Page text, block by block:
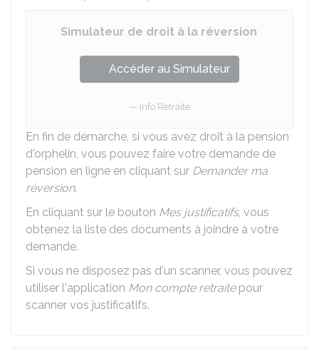
Simulateur de droit à la réversion
Accéder au Simulateur
Info Retraite
En fin de démarche, si vous avez droit à la pension
d'orphelin, vous pouvez faire votre demande de
pension en ligne en cliquant sur Demander ma
réversion.
En cliquant sur le bouton Mes justificatifs, vous
obtenez la liste des documents à joindre à votre
demande.
Si vous ne disposez pas d'un scanner, vous pouvez
utiliser l'application Mon compte retraitepour
scanner vos justificatifs.